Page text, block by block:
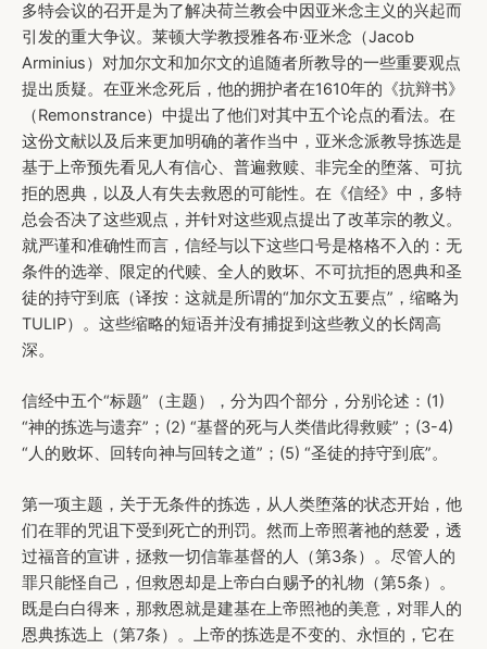
多特会议的召开是为了解决荷兰教会中因亚米念主义的兴起而
引发的重大争议。莱顿大学教授雅各布·亚米念（Jacob
Arminius）对加尔文和加尔文的追随者所教导的一些重要观点
提出质疑。在亚米念死后，他的拥护者在1610年的《抗辩书》
（Remonstrance）中提出了他们对其中五个论点的看法。在
这份文献以及后来更加明确的著作当中，亚米念派教导拣选是
基于上帝预先看见人有信心、普遍救赎、非完全的堕落、可抗
拒的恩典，以及人有失去救恩的可能性。在《信经》中，多特
总会否决了这些观点，并针对这些观点提出了改革宗的教义。
就严谨和准确性而言，信经与以下这些口号是格格不入的：无
条件的选举、限定的代赎、全人的败坏、不可抗拒的恩典和圣
徒的持守到底（译按：这就是所谓的“加尔文五要点”，缩略为
TULIP）。这些缩略的短语并没有捕捉到这些教义的长阔高
深。
信经中五个“标题”（主题），分为四个部分，分别论述：(1)
“神的拣选与遗弃”；(2) “基督的死与人类借此得救赎”；(3-4)
“人的败坏、回转向神与回转之道”；(5) “圣徒的持守到底”。
第一项主题，关于无条件的拣选，从人类堕落的状态开始，他
们在罪的咒诅下受到死亡的刑罚。然而上帝照著祂的慈爱，透
过福音的宣讲，拯救一切信靠基督的人（第3条）。尽管人的
罪只能怪自己，但救恩却是上帝白白赐予的礼物（第5条）。
既是白白得来，那救恩就是建基在上帝照祂的美意，对罪人的
恩典拣选上（第7条）。上帝的拣选是不变的、永恒的，它在